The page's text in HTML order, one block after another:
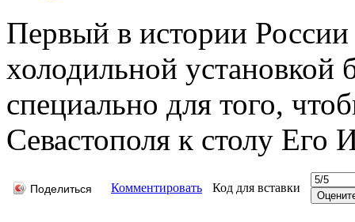
Первый в истории
холодильной установкой
специально для того,
Севастополя к столу Его
Поделиться Комментировать Код для вставки